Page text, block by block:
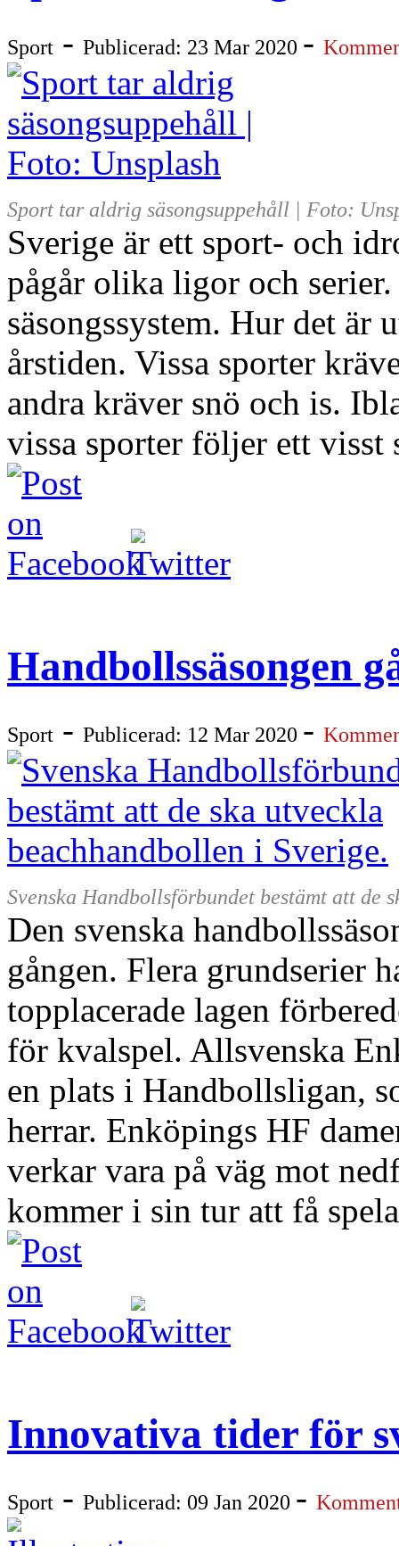
Sport - Publicerad: 23 Mar 2020 -
Sport tar aldrig säsongsuppehåll | Foto:
Sverige är ett sport- och
pågår olika ligor och
säsongssystem. Hur det
årstiden. Vissa sporter
andra kräver snö och is.
vissa sporter följer ett visst
Handbollssäsongen
Sport - Publicerad: 12 Mar 2020 -
Svenska Handbollsförbundet bestämt att de
Den svenska
gången. Flera grundserier
topplacerade lagen
för kvalspel. Allsvenska
en plats i Handbollsligan,
herrar. Enköpings HF
verkar vara på väg mot
kommer i sin tur att få
Innovativa tider för
Sport - Publicerad: 09 Jan 2020 -